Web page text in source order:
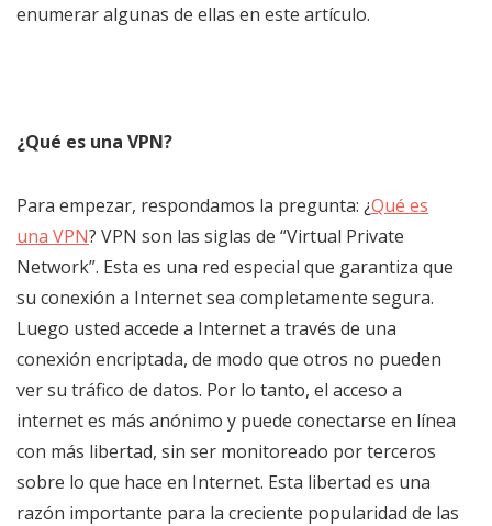
enumerar algunas de ellas en este artículo.
¿Qué es una VPN?
Para empezar, respondamos la pregunta: ¿Qué es
una VPN? VPN son las siglas de “Virtual Private
Network”. Esta es una red especial que garantiza que
su conexión a Internet sea completamente segura.
Luego usted accede a Internet a través de una
conexión encriptada, de modo que otros no pueden
ver su tráfico de datos. Por lo tanto, el acceso a
internet es más anónimo y puede conectarse en línea
con más libertad, sin ser monitoreado por terceros
sobre lo que hace en Internet. Esta libertad es una
razón importante para la creciente popularidad de las